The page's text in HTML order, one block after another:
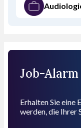
Job-Alarm
Erhalten Sie eine
werden, die Ihrer